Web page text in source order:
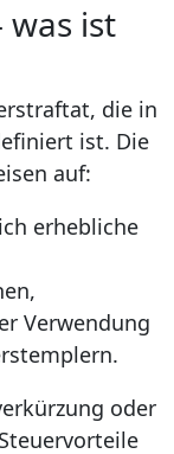
ist
die in
ist. Die
auf:
erhebliche
Verwendung
oder